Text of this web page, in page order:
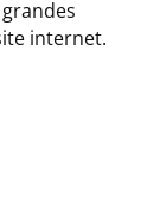
internet.